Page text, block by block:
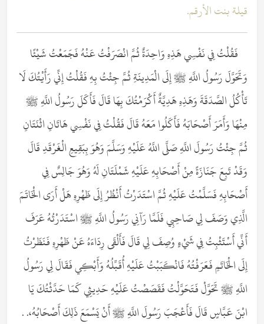
قيلة بنت الأرقم.
فَقُلْتُ فِي نَفْسِي هَذِهِ وَاحِدَةٌ ثُمَّ انْصَرَفْتُ عَنْهُ فَجَمَعْتُ شَيْئًا
وَتَحَوَّلَ رَسُولُ اللَّهِ ﷺ إِلَى الْمَدِينَةِ ثُمَّ جِئْتُ بِهِ فَقُلْتُ إِنِّي رَأَيْتُكَ لَا
تَأْكُلُ الصَّدَقَةَ وَهَذِهِ هَدِيَّةٌ أَكْرَمْتُكَ بِهَا قَالَ فَأَكَلَ رَسُولُ اللَّهِ ﷺ
مِنْهَا وَأَمَرَ أَصْحَابَهُ فَأَكَلُوا مَعَهُ قَالَ فَقُلْتُ فِي نَفْسِي هَاتَانِ اثْنَتَانِ
ثُمَّ جِئْتُ رَسُولَ اللَّهِ صَلَّى اللَّهُ عَلَيْهِ وَسَلَّمَ وَهُوَ بِبَقِيعِ الْغَرْقَدِ قَالَ
وَقَدْ تَبِعَ جَنَازَةً مِنْ أَصْحَابِهِ عَلَيْهِ شَمْلَتَانِ لَهُ وَهُوَ جَالِسٌ فِي
أَصْحَابِهِ فَسَلَّمْتُ عَلَيْهِ ثُمَّ اسْتَدَرْتُ أَنْظُرُ إِلَى ظَهْرِهِ هَلْ أَرَى الْخَاتَمَ
الَّذِي وَصَفَ لِي صَاحِبِي فَلَمَّا رَآنِي رَسُولُ اللَّهِ ﷺ اسْتَدَرْتُهُ عَرَفَ
أَنِّي أَسْتَثْبِتُ فِي شَيْءٍ وُصِفَ لِي قَالَ فَأَلْقَى رِدَاءَهُ عَنْ ظَهْرِهِ فَنَظَرْتُ
إِلَى الْخَاتَمِ فَعَرَفْتُهُ فَانْكَبَبْتُ عَلَيْهِ أُقَبِّلُهُ وَأَبْكِي فَقَالَ لِي رَسُولُ
اللَّهِ ﷺ تَحَوَّلْ فَتَحَوَّلْتُ فَقَصَصْتُ عَلَيْهِ حَدِيثِي كَمَا حَدَّثْتُكَ يَا
ابْنَ عَبَّاسٍ قَالَ فَأَعْجَبَ رَسُولَ اللَّهِ ﷺ أَنْ يَسْمَعَ ذَلِكَ أَصْحَابُهُ،. .